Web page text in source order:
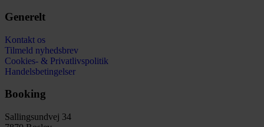
Generelt
Kontakt os
Tilmeld nyhedsbrev
Cookies- & Privatlivspolitik
Handelsbetingelser
Booking
Sallingsundvej 34